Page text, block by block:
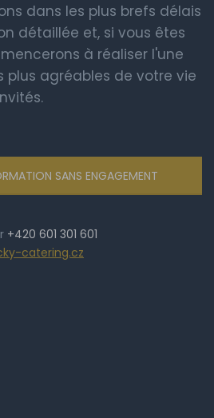
dans les plus brefs délais
détaillée et, si vous êtes
à réaliser l'une
plus agréables de votre vie
SANS ENGAGEMENT
+420 601 301 601
catering.cz